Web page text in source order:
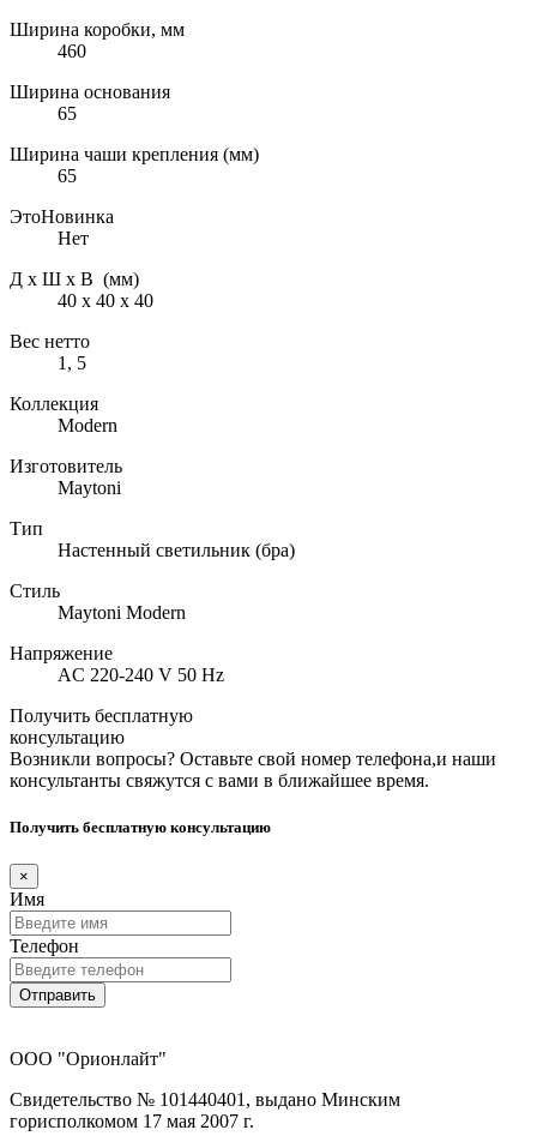
Ширина коробки, мм
460
Ширина основания
65
Ширина чаши крепления (мм)
65
ЭтоНовинка
Нет
Д х Ш х В (мм)
40 х 40 х 40
Вес нетто
1, 5
Коллекция
Modern
Изготовитель
Maytoni
Тип
Настенный светильник (бра)
Стиль
Maytoni Modern
Напряжение
AC 220-240 V 50 Hz
Получить бесплатную
консультацию
Возникли вопросы? Оставьте свой номер телефона,и наши
консультанты свяжутся с вами в ближайшее время.
Получить бесплатную консультацию
×
Имя
Телефон
Отправить
ООО "Орионлайт"
Свидетельство № 101440401, выдано Минским
горисполкомом 17 мая 2007 г.